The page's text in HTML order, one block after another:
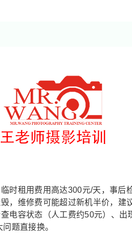
时租用费用高达300元/天，事后
，维修费可能超过新机半价，建
电容状态（人工费约50元）、出
题直接换。